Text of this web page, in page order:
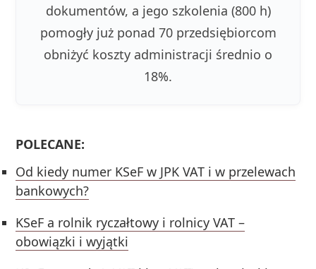
dokumentów, a jego szkolenia (800 h)
pomogły już ponad 70 przedsiębiorcom
obniżyć koszty administracji średnio o
18%.
POLECANE:
Od kiedy numer KSeF w JPK VAT i w przelewach
bankowych?
KSeF a rolnik ryczałtowy i rolnicy VAT –
obowiązki i wyjątki